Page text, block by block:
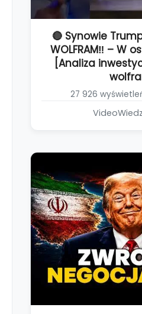
🔴 Synowie
WOLFRAM‼️ – W
[Analiza
27 926